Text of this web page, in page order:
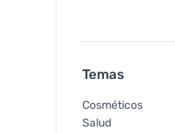
Temas
Cosméticos
Salud